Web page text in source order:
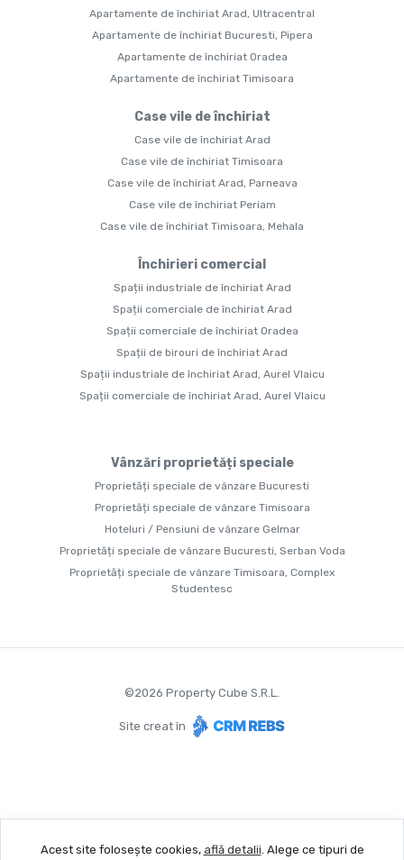
Apartamente de închiriat Arad, Ultracentral
Apartamente de închiriat Bucuresti, Pipera
Apartamente de închiriat Oradea
Apartamente de închiriat Timisoara
Case vile de închiriat
Case vile de închiriat Arad
Case vile de închiriat Timisoara
Case vile de închiriat Arad, Parneava
Case vile de închiriat Periam
Case vile de închiriat Timisoara, Mehala
Închirieri comercial
Spații industriale de închiriat Arad
Spații comerciale de închiriat Arad
Spații comerciale de închiriat Oradea
Spații de birouri de închiriat Arad
Spații industriale de închiriat Arad, Aurel Vlaicu
Spații comerciale de închiriat Arad, Aurel Vlaicu
Vânzări proprietăți speciale
Proprietăți speciale de vânzare Bucuresti
Proprietăți speciale de vânzare Timisoara
Hoteluri / Pensiuni de vânzare Gelmar
Proprietăți speciale de vânzare Bucuresti, Serban Voda
Proprietăți speciale de vânzare Timisoara, Complex
Studentesc
©2026 Property Cube S.R.L.
Site creat în
Acest site folosește cookies, află detalii. Alege ce tipuri de